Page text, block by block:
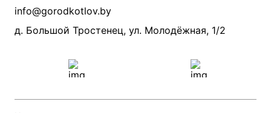
Производители
Прайс по монтажу систем отопления
Проект систем отопления
info@gorodkotlov.by
д. Большой Тростенец, ул. Молодёжная, 1/2